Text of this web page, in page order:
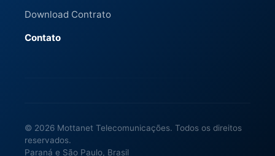
Download Contrato
Contato
© 2026 Mottanet Telecomunicações. Todos os direitos
reservados.
Paraná e São Paulo, Brasil